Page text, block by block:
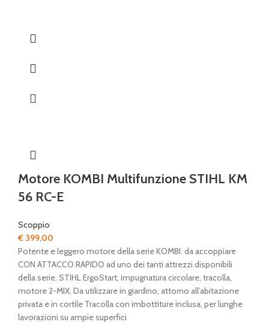
Motore KOMBI Multifunzione STIHL KM
56 RC-E
Scoppio
€ 399,00
Potente e leggero motore della serie KOMBI. da accoppiare
CON ATTACCO RAPIDO ad uno dei tanti attrezzi disponibili
della serie. STIHL ErgoStart, impugnatura circolare, tracolla,
motore 2-MIX, Da utilizzare in giardino, attorno all’abitazione
privata e in cortile Tracolla con imbottiture inclusa, per lunghe
lavorazioni su ampie superfici